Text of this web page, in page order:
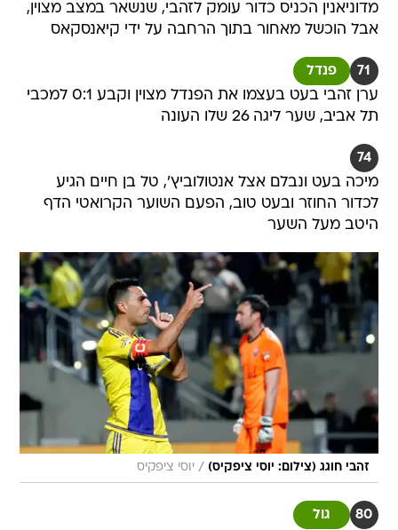
מדוניאנין הכניס כדור עומק לזהבי, שנשאר במצב מצוין,
אבל הוכשל מאחור בתוך הרחבה על ידי קיאנסקאס
71 פנדל
ערן זהבי בעט בעצמו את הפנדל מצוין וקבע 0:1 למכבי
תל אביב, שער ליגה 26 שלו העונה
74
מיכה בעט ונבלם אצל אנטולוביץ', טל בן חיים הגיע
לכדור החוזר ובעט טוב, הפעם השוער הקרואטי הדף
היטב מעל השער
זהבי חוגג (צילום: יוסי ציפקיס) / יוסי ציפקיס
80 גול